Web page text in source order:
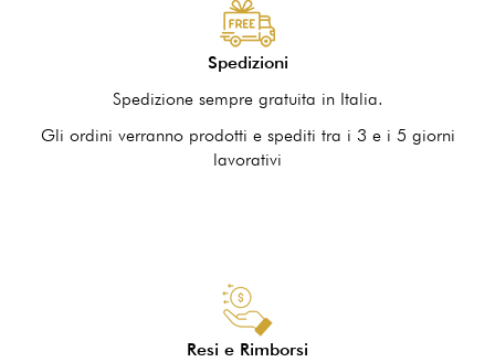
Spedizioni
Spedizione sempre gratuita in Italia.
Gli ordini verranno prodotti e spediti tra i 3 e i 5 giorni
lavorativi
Resi e Rimborsi